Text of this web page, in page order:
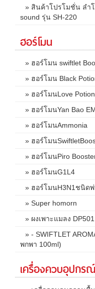
» สินค้าโปรโมชั่น ลำ
sound รุ่น SH-220
ฮอร์โมน
» ฮอร์โมน swiftlet
» ฮอร์โมน Black
» ฮอร์โมนLove Potion
» ฮอร์โมนYan Bao
» ฮอร์โมนAmmonia
» ฮอร์โมน
» ฮอร์โมนPiro
» ฮอร์โมนG1L4
» ฮอร์โมนH3N1ชนิด
» Super homorn
» ผงเพาะแมลง
» - SWIFTLET
พกพา 100ml)
เครื่องควบอุปกร